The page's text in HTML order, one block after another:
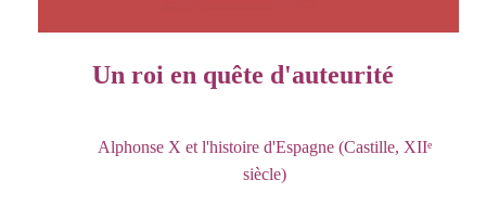
Un roi en quête d'auteurité
Alphonse X et l'histoire d'Espagne (Castille, XIIe
siècle)